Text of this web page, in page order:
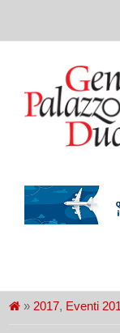
» 2017, Eventi